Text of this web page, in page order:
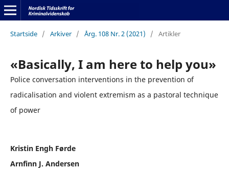
Startside / Arkiver / Årg. 108 Nr. 2 (2021) / Artikler
«Basically, I am here to help you»
Police conversation interventions in the prevention of
radicalisation and violent extremism as a pastoral technique
of power
Kristin Engh Førde
Arnfinn J. Andersen